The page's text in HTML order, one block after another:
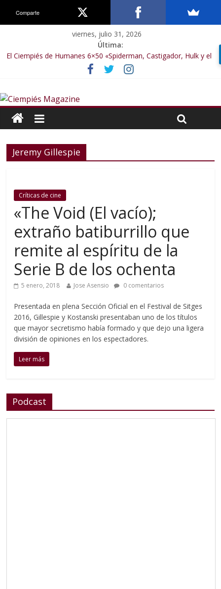
viernes, julio 31, 2026
Última:
El Ciempiés de Humanes 6×50 «Spiderman, Castigador, Hulk y el
final de la sexta temporada»
El Ciempiés de Humanes 6×49 «Kiritaaaaa»
El Ciempiés de Humanes 6×47 «De nada por nada»
El Ciempiés de Humanes 6×46 «Ciudadano Minion»
Jeremy Gillespie
Críticas de cine
«The Void (El vacío);
extraño batiburrillo que
remite al espíritu de la
Serie B de los ochenta
5 enero, 2018 Jose Asensio 0 comentarios
Presentada en plena Sección Oficial en el Festival de Sitges
2016, Gillespie y Kostanski presentaban uno de los títulos
que mayor secretismo había formado y que dejo una ligera
división de opiniones en los espectadores.
Leer más
Podcast
Comparte